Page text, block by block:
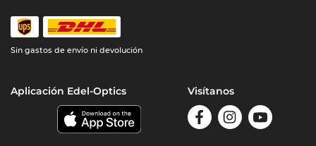
Sin gastos de envío ni devolución
Aplicación Edel-Optics Visítanos